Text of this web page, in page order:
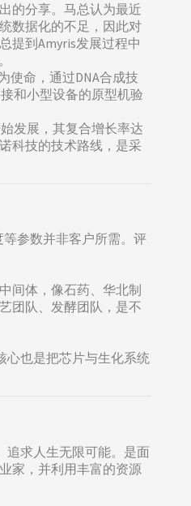
的分享。马总认为最近
数据化的不足，因此对
提到Amyris发展过程中
使命，通过DNA合成技
和小型设备的原型机验
发展，其复合增长率达
科技的技术路线，是采
参数并非客户所需。评
间体，像石药、华北制
团队、发酵团队，是不
心也是把芯片与生化系统
追求人生无限可能。是面
家，并利用丰富的资源